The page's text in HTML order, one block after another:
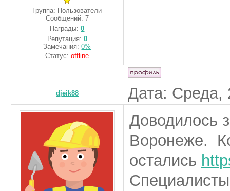
Группа: Пользователи
Сообщений: 7
Награды:0
Репутация: 0
Замечания:0%
Статус:offline
djeik88 Дата:
Доводилось
Воронеже.
остались